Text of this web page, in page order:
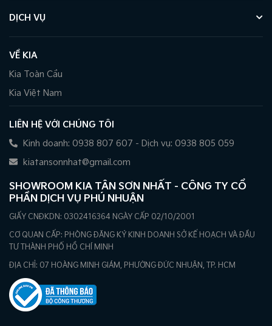
DỊCH VỤ
VỀ KIA
Kia Toàn Cầu
Kia Việt Nam
LIÊN HỆ VỚI CHÚNG TÔI
Kinh doanh: 0938 807 607 - Dịch vụ: 0938 805 059
kiatansonnhat@gmail.com
SHOWROOM KIA TÂN SƠN NHẤT - CÔNG TY CỔ
PHẦN DỊCH VỤ PHÚ NHUẬN
GIẤY CNĐKDN: 0302416364 NGÀY CẤP 02/10/2001
CƠ QUAN CẤP: PHÒNG ĐĂNG KÝ KINH DOANH SỞ KẾ HOẠCH VÀ ĐẦU
TƯ THÀNH PHỐ HỒ CHÍ MINH
ĐỊA CHỈ: 07 HOÀNG MINH GIÁM, PHƯỜNG ĐỨC NHUẬN, TP. HCM